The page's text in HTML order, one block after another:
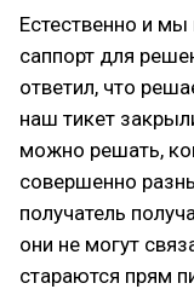
Естественно и мы
саппорт для
ответил, что
наш тикет
можно решать,
совершенно
получатель
они не могут
стараются прям